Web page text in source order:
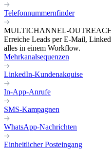
Telefonnummernfinder
MULTICHANNEL-
Erreiche Leads per E-Mail,
alles in einem Workflow.
Mehrkanalsequenzen
LinkedIn-Kundenakquise
In-App-Anrufe
SMS-Kampagnen
WhatsApp-Nachrichten
Einheitlicher Posteingang